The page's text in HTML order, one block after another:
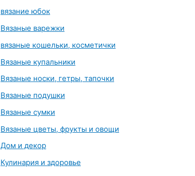
вязание юбок
Вязаные варежки
вязаные кошельки, косметички
Вязаные купальники
Вязаные носки, гетры, тапочки
Вязаные подушки
Вязаные сумки
Вязаные цветы, фрукты и овощи
Дом и декор
Кулинария и здоровье